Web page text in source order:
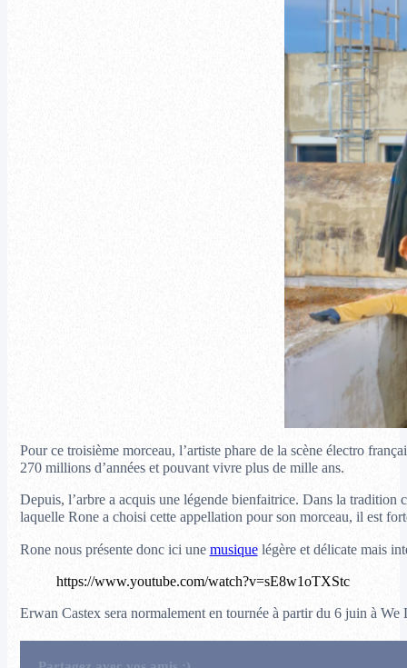
Pour ce troisième morceau, l’artiste phare de la scène électro
270 millions d’années et pouvant vivre plus de mille ans.
Depuis, l’arbre a acquis une légende bienfaitrice. Dans la
laquelle Rone a choisi cette appellation pour son morceau, il est
Rone nous présente donc ici une musiquelégère et délicate mais
https://www.youtube.com/watch?v=sE8w1oTXStc
Erwan Castex sera normalement en tournée à partir du 6 juin à